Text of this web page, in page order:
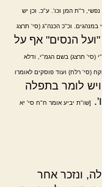
ר"ת המן וכו'. ע"כ. וכן יש
וכ"כ הכנה"ג (סי' תרצג
הנסים" אף על
(סי' תרצג) בשם הגמ"י, ודלא
(סי' רלח) ועוד פוסקים לאומרו
לומר בתפלה
[שו"ת יביע אומר ח"ח סי' יא
ונזכר אחר